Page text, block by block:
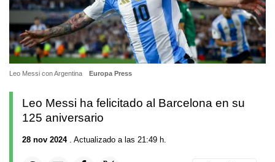
Leo Messi con Argentina Europa Press
Leo Messi ha felicitado al Barcelona en su
125 aniversario
28 nov 2024. Actualizado a las 21:49 h.